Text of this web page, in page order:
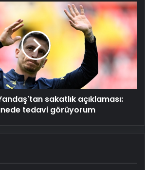
sakatlık açıklaması:
tedavi görüyorum